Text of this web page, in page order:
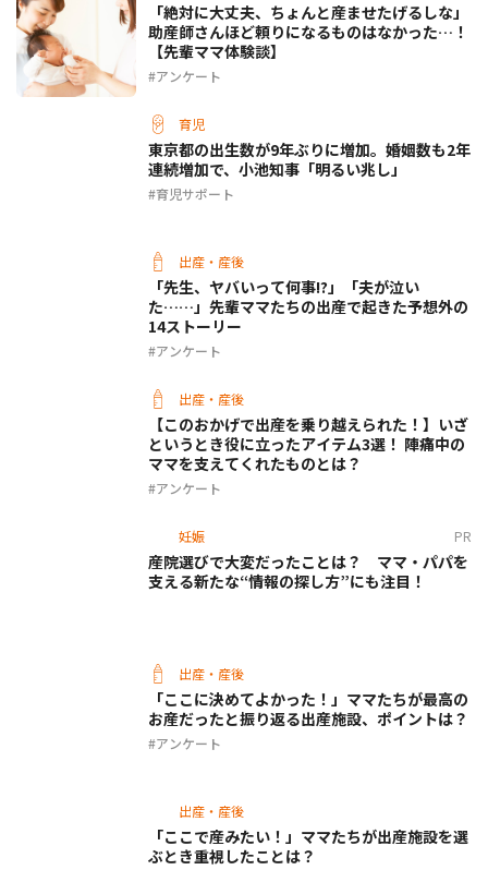
「絶対に大丈夫、ちょんと産ませたげるしな」
助産師さんほど頼りになるものはなかった…！
【先輩ママ体験談】
アンケート
育児
東京都の出生数が9年ぶりに増加。婚姻数も2年
連続増加で、小池知事「明るい兆し」
育児サポート
出産・産後
「先生、ヤバいって何事!?」「夫が泣い
た……」先輩ママたちの出産で起きた予想外の
14ストーリー
アンケート
出産・産後
【このおかげで出産を乗り越えられた！】いざ
というとき役に立ったアイテム3選！ 陣痛中の
ママを支えてくれたものとは？
アンケート
妊娠 PR
産院選びで大変だったことは？ ママ・パパを
支える新たな“情報の探し方”にも注目！
出産・産後
「ここに決めてよかった！」ママたちが最高の
お産だったと振り返る出産施設、ポイントは？
アンケート
出産・産後
「ここで産みたい！」ママたちが出産施設を選
ぶとき重視したことは？